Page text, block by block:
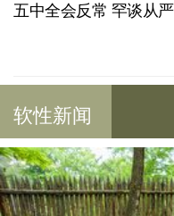
五中全会反常 罕谈从
软性新闻